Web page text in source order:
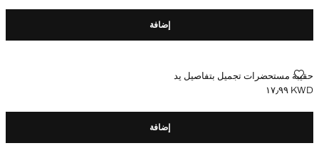
إضافة
حقيبة مستحضرات تجميل بتفاصيل يد
حقيبة مستحضرات تجميل بتفاصيل يد
السعر الحالي [KWD ١٧٫٩٩ ]
KWD ١٧٫٩٩
إضافة